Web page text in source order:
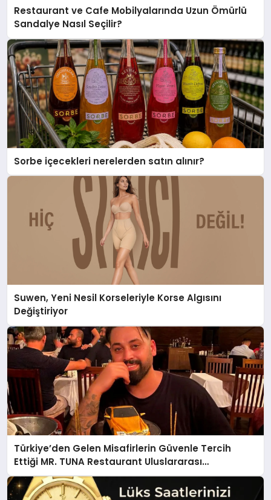
Restaurant ve Cafe Mobilyalarında Uzun Ömürlü
Sandalye Nasıl Seçilir?
Sorbe içecekleri nerelerden satın alınır?
Suwen, Yeni Nesil Korseleriyle Korse Algısını
Değiştiriyor
Türkiye’den Gelen Misafirlerin Güvenle Tercih
Ettiği MR. TUNA Restaurant Uluslararası
Başarısıyla Dikkat Çekiyor